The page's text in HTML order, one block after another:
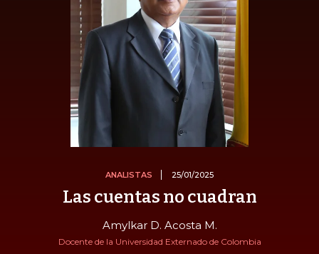
ANALISTAS 25/01/2025
Las cuentas no cuadran
Amylkar D. Acosta M.
Docente de la Universidad Externado de Colombia